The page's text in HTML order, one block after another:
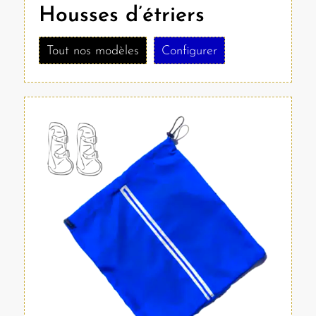
Housses d’étriers
Tout nos modèles Configurer